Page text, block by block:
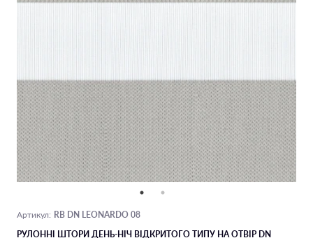
Артикул: RB DN LEONARDO 08
РУЛОННІ ШТОРИ ДЕНЬ-НІЧ ВІДКРИТОГО ТИПУ НА ОТВІР DN